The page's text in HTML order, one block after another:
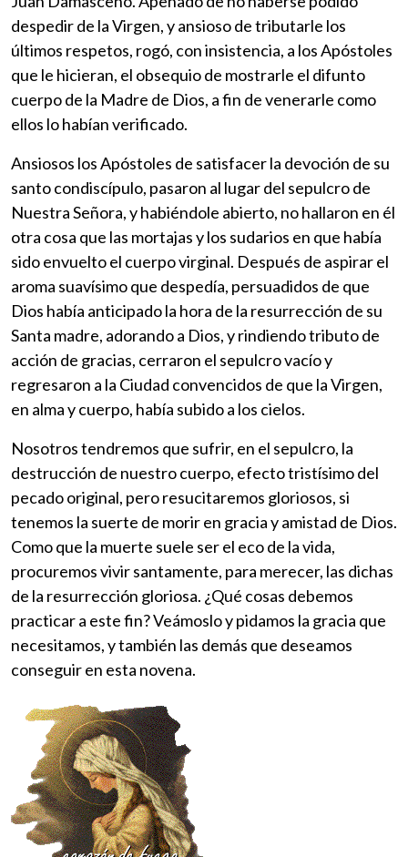
despedir de la Virgen, y ansioso de tributarle los
últimos respetos, rogó, con insistencia, a los Apóstoles
que le hicieran, el obsequio de mostrarle el difunto
cuerpo de la Madre de Dios, a fin de venerarle como
ellos lo habían verificado.
Ansiosos los Apóstoles de satisfacer la devoción de su
santo condiscípulo, pasaron al lugar del sepulcro de
Nuestra Señora, y habiéndole abierto, no hallaron en él
otra cosa que las mortajas y los sudarios en que había
sido envuelto el cuerpo virginal. Después de aspirar el
aroma suavísimo que despedía, persuadidos de que
Dios había anticipado la hora de la resurrección de su
Santa madre, adorando a Dios, y rindiendo tributo de
acción de gracias, cerraron el sepulcro vacío y
regresaron a la Ciudad convencidos de que la Virgen,
en alma y cuerpo, había subido a los cielos.
Nosotros tendremos que sufrir, en el sepulcro, la
destrucción de nuestro cuerpo, efecto tristísimo del
pecado original, pero resucitaremos gloriosos, si
tenemos la suerte de morir en gracia y amistad de Dios.
Como que la muerte suele ser el eco de la vida,
procuremos vivir santamente, para merecer, las dichas
de la resurrección gloriosa. ¿Qué cosas debemos
practicar a este fin? Veámoslo y pidamos la gracia que
necesitamos, y también las demás que deseamos
conseguir en esta novena.